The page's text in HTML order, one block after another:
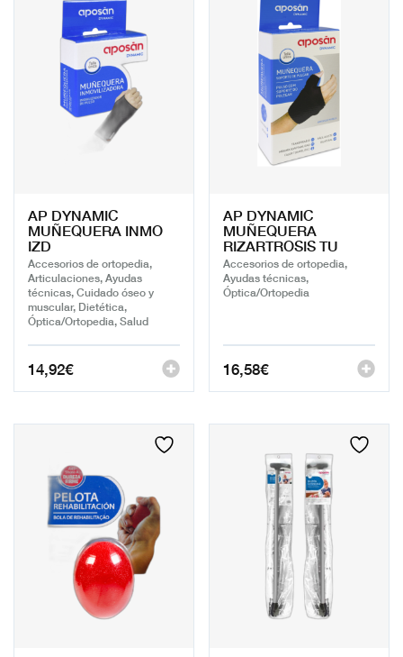
AP DYNAMIC
MUÑEQUERA INMO
IZD
Accesorios de ortopedia,
Articulaciones, Ayudas
técnicas, Cuidado óseo y
muscular, Dietética,
Óptica/Ortopedia, Salud
14,92€
AP DYNAMIC
MUÑEQUERA
RIZARTROSIS TU
Accesorios de ortopedia,
Ayudas técnicas,
Óptica/Ortopedia
16,58€